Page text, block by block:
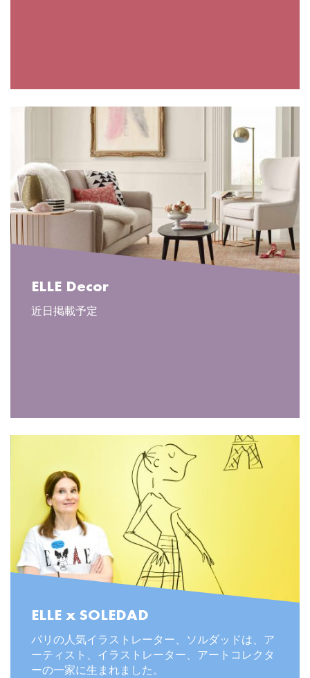
ELLE Decor
近日掲載予定
ELLE x SOLEDAD
パリの人気イラストレーター、ソルダッドは、ア
ーティスト、イラストレーター、アートコレクタ
ーの一家に生まれました。